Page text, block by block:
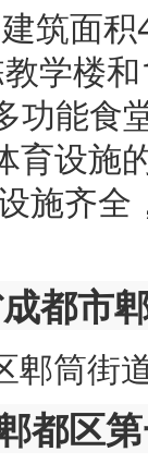
筑面
学楼
功能食
育设施
施齐
都市
郫筒街
都区